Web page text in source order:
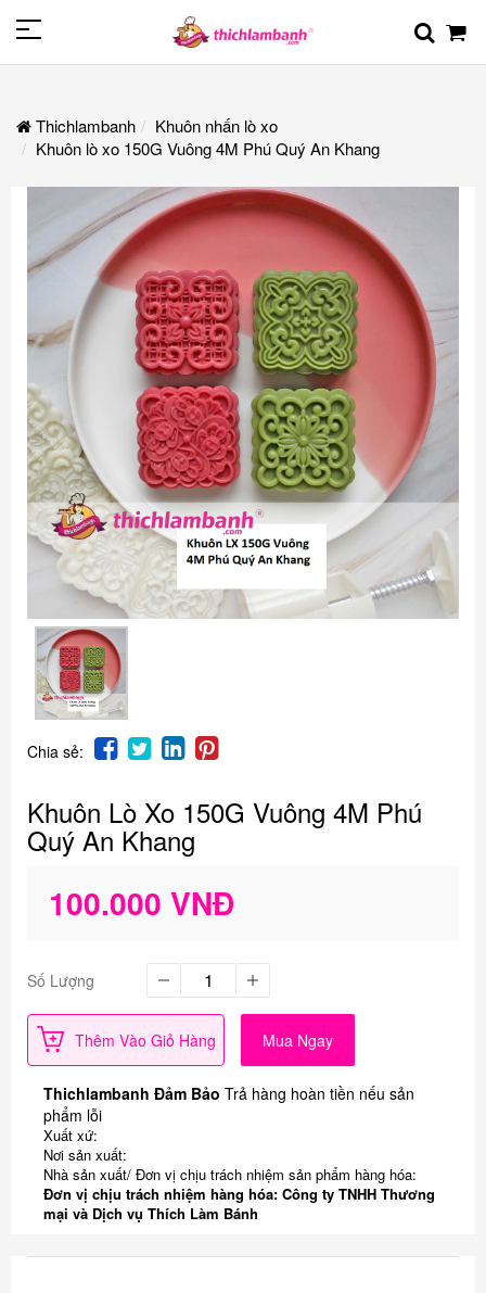
Thichlambanh
Khuôn nhấn lò xo
Khuôn lò xo 150G Vuông 4M Phú Quý An Khang
Chia sẻ:
Khuôn Lò Xo 150G Vuông 4M Phú
Quý An Khang
100.000 VNĐ
Số Lượng
Thêm Vào Giỏ Hàng Mua Ngay
Thichlambanh Đảm Bảo Trả hàng hoàn tiền nếu sản
phẩm lỗi
Xuất xứ:
Nơi sản xuất:
Nhà sản xuất/ Đơn vị chịu trách nhiệm sản phẩm hàng hóa:
Đơn vị chịu trách nhiệm hàng hóa: Công ty TNHH Thương
mại và Dịch vụ Thích Làm Bánh